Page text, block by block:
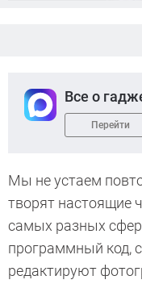
Все о
Перейти
Мы не устаем
творят настоящие
самых разных
программный код,
редактируют